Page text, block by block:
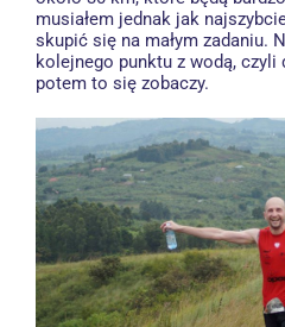
musiałem jednak jak
skupić się na małym zadaniu.
kolejnego punktu z wodą, czyli
potem to się zobaczy.